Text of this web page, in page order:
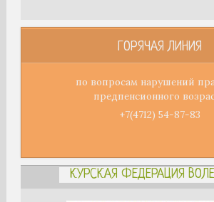
ГОРЯЧАЯ ЛИНИЯ
по вопросам нарушений
предпенсионного
+7(4712) 54-87-83
КУРСКАЯ ФЕДЕРАЦИЯ